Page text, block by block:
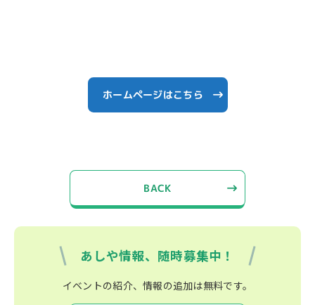
ホームページはこちら
BACK
あしや情報、随時募集中！
イベントの紹介、情報の追加は無料です。